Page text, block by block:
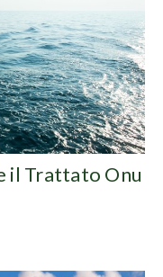
il Trattato Onu